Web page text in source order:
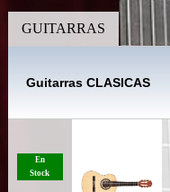
GUITARRAS
Guitarras CLASICAS
En
Stock